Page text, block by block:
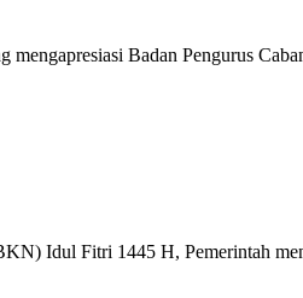
Badan Pengurus
Idul Fitri 1445 H, Pemerintah